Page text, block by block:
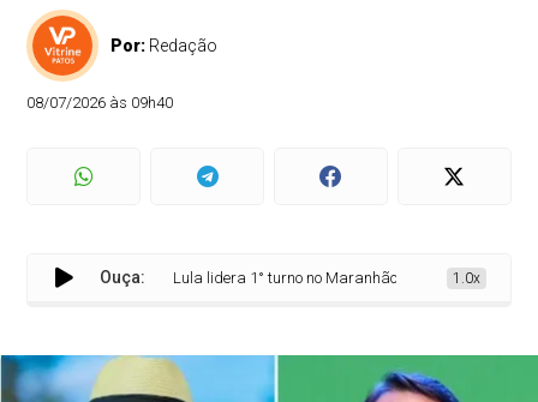
Por: Redação
08/07/2026 às 09h40
Ouça:Lula lidera 1° turno no Maranhão com 60% das intenções
1.0x